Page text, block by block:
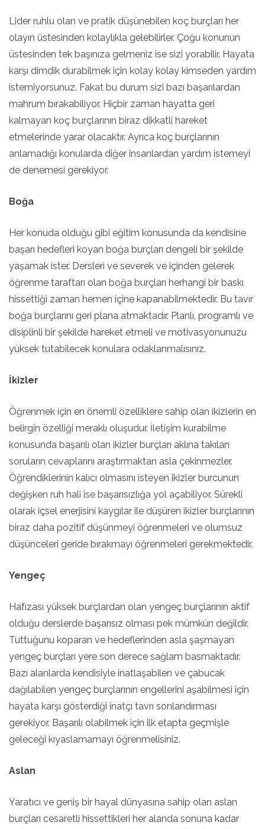
Lider ruhlu olan ve pratik düşünebilen koç burçları her
olayın üstesinden kolaylıkla gelebilirler. Çoğu konunun
üstesinden tek başınıza gelmeniz ise sizi yorabilir. Hayata
karşı dimdik durabilmek için kolay kolay kimseden yardım
istemiyorsunuz. Fakat bu durum sizi bazı başarılardan
mahrum bırakabiliyor. Hiçbir zaman hayatta geri
kalmayan koç burçlarının biraz dikkatli hareket
etmelerinde yarar olacaktır. Ayrıca koç burçlarının
anlamadığı konularda diğer insanlardan yardım istemeyi
de denemesi gerekiyor.
Boğa
Her konuda olduğu gibi eğitim konusunda da kendisine
başarı hedefleri koyan boğa burçları dengeli bir şekilde
yaşamak ister. Dersleri ve severek ve içinden gelerek
öğrenme taraftarı olan boğa burçları herhangi bir baskı
hissettiği zaman hemen içine kapanabilmektedir. Bu tavır
boğa burçlarını geri plana atmaktadır. Planlı, programlı ve
disiplinli bir şekilde hareket etmeli ve motivasyonunuzu
yüksek tutabilecek konulara odaklanmalısınız.
İkizler
Öğrenmek için en önemli özelliklere sahip olan ikizlerin en
belirgin özelliği meraklı oluşudur. İletişim kurabilme
konusunda başarılı olan ikizler burçları aklına takılan
soruların cevaplarını araştırmaktan asla çekinmezler.
Öğrendiklerinin kalıcı olmasını isteyen ikizler burcunun
değişken ruh hali ise başarısızlığa yol açabiliyor. Sürekli
olarak içsel enerjisini kaygılar ile düşüren ikizler burçlarının
biraz daha pozitif düşünmeyi öğrenmeleri ve olumsuz
düşünceleri geride bırakmayı öğrenmeleri gerekmektedir.
Yengeç
Hafızası yüksek burçlardan olan yengeç burçlarının aktif
olduğu derslerde başarısız olması pek mümkün değildir.
Tuttuğunu koparan ve hedeflerinden asla şaşmayan
yengeç burçları yere son derece sağlam basmaktadır.
Bazı alanlarda kendisiyle inatlaşabilen ve çabucak
dağılabilen yengeç burçlarının engellerini aşabilmesi için
hayata karşı gösterdiği inatçı tavrı sonlandırması
gerekiyor. Başarılı olabilmek için ilk etapta geçmişle
geleceği kıyaslamamayı öğrenmelisiniz.
Aslan
Yaratıcı ve geniş bir hayal dünyasına sahip olan aslan
burçları cesaretli hissettikleri her alanda sonuna kadar